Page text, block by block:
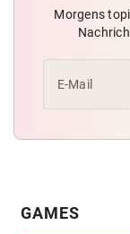
Morgens
E-Mail
GAMES